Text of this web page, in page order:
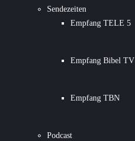
Sendezeiten
Empfang TELE 5
Empfang Bibel TV
Empfang TBN
Podcast